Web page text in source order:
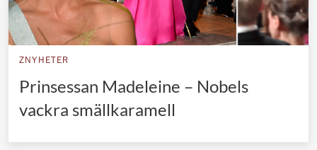
ZNYHETER
Prinsessan Madeleine – Nobels
vackra smällkaramell